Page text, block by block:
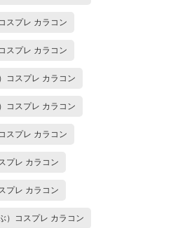
スプレ カラコン
スプレ カラコン
コスプレ カラコン
コスプレ カラコン
スプレ カラコン
プレ カラコン
プレ カラコン
）コスプレ カラコン